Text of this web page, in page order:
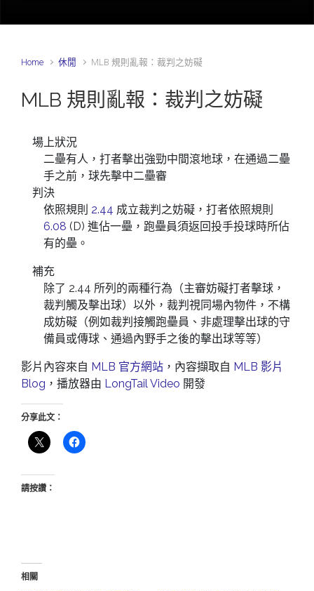
Home 休閒 MLB 規則亂報：裁判之妨礙
MLB 規則亂報：裁判之妨礙
場上狀況
二壘有人，打者擊出強勁中間滾地球，在通過二壘
手之前，球先擊中二壘審
判決
依照規則 2.44 成立裁判之妨礙，打者依照規則
6.08 (D) 進佔一壘，跑壘員須返回投手投球時所佔
有的壘。
補充
除了 2.44 所列的兩種行為（主審妨礙打者擊球，
裁判觸及擊出球）以外，裁判視同場內物件，不構
成妨礙（例如裁判接觸跑壘員、非處理擊出球的守
備員或傳球、通過內野手之後的擊出球等等）
影片內容來自 MLB 官方網站 ，內容擷取自 MLB 影片
Blog ，播放器由 LongTail Video 開發
分享此文：
請按讚：
相關